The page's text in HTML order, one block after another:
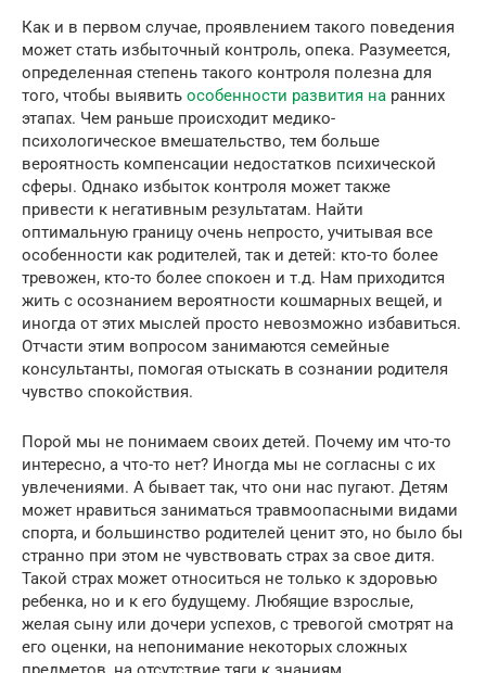
Как и в первом случае, проявлением такого поведения
может стать избыточный контроль, опека. Разумеется,
определенная степень такого контроля полезна для
того, чтобы выявить особенности развития на ранних
этапах. Чем раньше происходит медико-
психологическое вмешательство, тем больше
вероятность компенсации недостатков психической
сферы. Однако избыток контроля может также
привести к негативным результатам. Найти
оптимальную границу очень непросто, учитывая все
особенности как родителей, так и детей: кто-то более
тревожен, кто-то более спокоен и т.д. Нам приходится
жить с осознанием вероятности кошмарных вещей, и
иногда от этих мыслей просто невозможно избавиться.
Отчасти этим вопросом занимаются семейные
консультанты, помогая отыскать в сознании родителя
чувство спокойствия.
Порой мы не понимаем своих детей. Почему им что-то
интересно, а что-то нет? Иногда мы не согласны с их
увлечениями. А бывает так, что они нас пугают. Детям
может нравиться заниматься травмоопасными видами
спорта, и большинство родителей ценит это, но было бы
странно при этом не чувствовать страх за свое дитя.
Такой страх может относиться не только к здоровью
ребенка, но и к его будущему. Любящие взрослые,
желая сыну или дочери успехов, с тревогой смотрят на
его оценки, на непонимание некоторых сложных